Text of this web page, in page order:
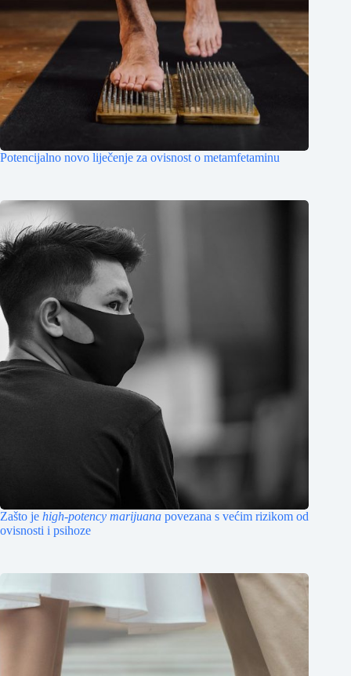
Potencijalno novo liječenje za ovisnost o metamfetaminu
Zašto je high-potency marijuana povezana s većim rizikom od
ovisnosti i psihoze